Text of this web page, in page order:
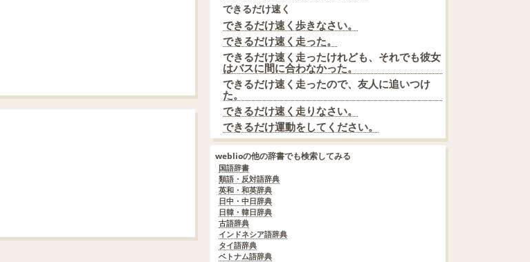
できるだけ速く
できるだけ速く歩きなさい。
できるだけ速く走った。
できるだけ速く走ったけれども、それでも彼女
はバスに間に合わなかった。
できるだけ速く走ったので、友人に追いつけ
た。
できるだけ速く走りなさい。
できるだけ運動をしてください。
weblioの他の辞書でも検索してみる
国語辞書
類語・反対語辞典
英和・和英辞典
日中・中日辞典
日韓・韓日辞典
古語辞典
インドネシア語辞典
タイ語辞典
ベトナム語辞典